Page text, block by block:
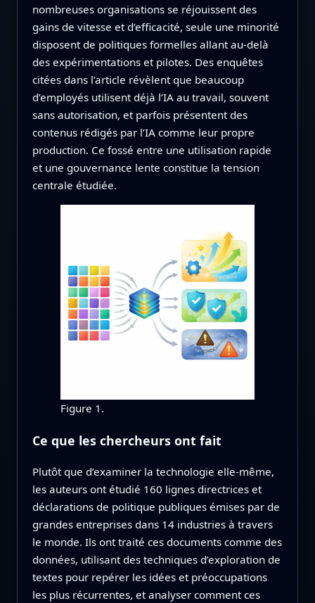
nombreuses organisations se réjouissent des
gains de vitesse et d’efficacité, seule une minorité
disposent de politiques formelles allant au‑delà
des expérimentations et pilotes. Des enquêtes
citées dans l’article révèlent que beaucoup
d’employés utilisent déjà l’IA au travail, souvent
sans autorisation, et parfois présentent des
contenus rédigés par l’IA comme leur propre
production. Ce fossé entre une utilisation rapide
et une gouvernance lente constitue la tension
centrale étudiée.
Figure 1.
Ce que les chercheurs ont fait
Plutôt que d’examiner la technologie elle‑même,
les auteurs ont étudié 160 lignes directrices et
déclarations de politique publiques émises par de
grandes entreprises dans 14 industries à travers
le monde. Ils ont traité ces documents comme des
données, utilisant des techniques d’exploration de
textes pour repérer les idées et préoccupations
les plus récurrentes, et analyser comment ces